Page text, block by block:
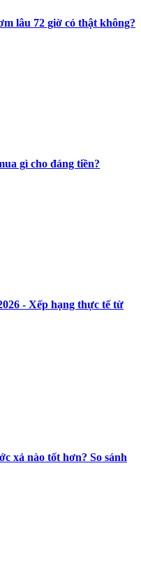
lâu 72 giờ có thật không?
gì cho đáng tiền?
- Xếp hạng thực tế từ
xả nào tốt hơn? So sánh